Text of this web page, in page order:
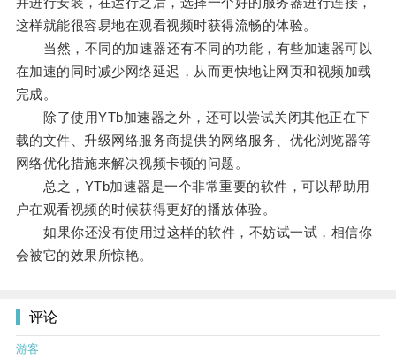
这样就能很容易地在观看视频时获得流畅的体验。
当然，不同的加速器还有不同的功能，有些加速器可以
在加速的同时减少网络延迟，从而更快地让网页和视频加载
完成。
除了使用YTb加速器之外，还可以尝试关闭其他正在下
载的文件、升级网络服务商提供的网络服务、优化浏览器等
网络优化措施来解决视频卡顿的问题。
总之，YTb加速器是一个非常重要的软件，可以帮助用
户在观看视频的时候获得更好的播放体验。
如果你还没有使用过这样的软件，不妨试一试，相信你
会被它的效果所惊艳。
评论
游客